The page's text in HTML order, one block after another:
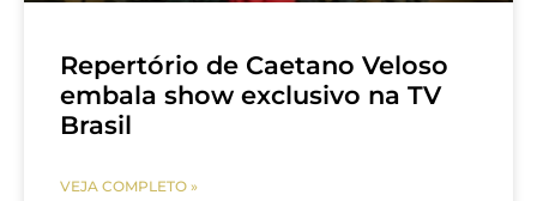
Repertório de Caetano Veloso
embala show exclusivo na TV
Brasil
VEJA COMPLETO »